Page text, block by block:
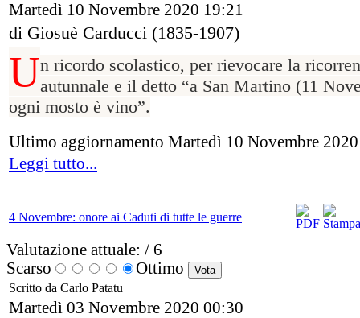
Martedì 10 Novembre 2020 19:21
di Giosuè Carducci (1835-1907)
Un ricordo scolastico, per rievocare la
autunnale e il detto “a San Martino (11
ogni mosto è vino”.
Ultimo aggiornamento Martedì 10 Novembre
Leggi tutto...
4 Novembre: onore ai Caduti di tutte le guerre
Valutazione attuale: / 6
Scarso
Ottimo
Scritto da Carlo Patatu
Martedì 03 Novembre 2020 00:30